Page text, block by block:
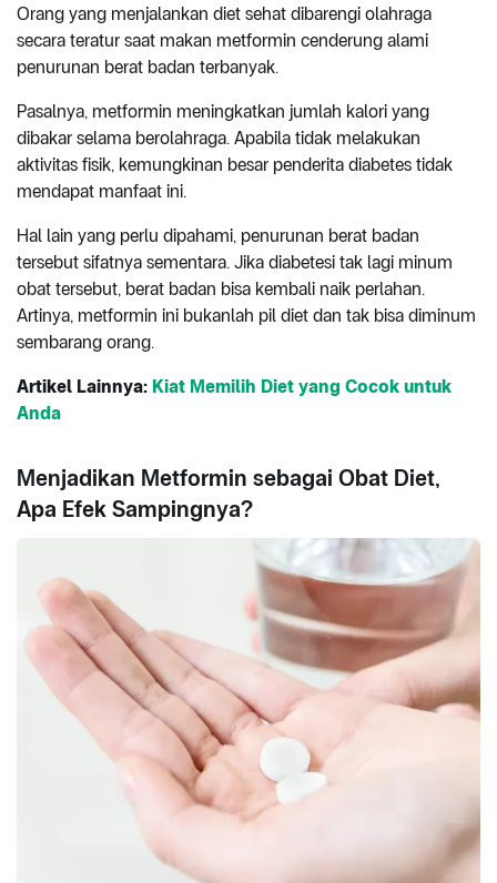
Orang yang menjalankan diet sehat dibarengi olahraga
secara teratur saat makan metformin cenderung alami
penurunan berat badan terbanyak.
Pasalnya, metformin meningkatkan jumlah kalori yang
dibakar selama berolahraga. Apabila tidak melakukan
aktivitas fisik, kemungkinan besar penderita diabetes tidak
mendapat manfaat ini.
Hal lain yang perlu dipahami, penurunan berat badan
tersebut sifatnya sementara. Jika diabetesi tak lagi minum
obat tersebut, berat badan bisa kembali naik perlahan.
Artinya, metformin ini bukanlah pil diet dan tak bisa diminum
sembarang orang.
Artikel Lainnya: Kiat Memilih Diet yang Cocok untuk
Anda
Menjadikan Metformin sebagai Obat Diet,
Apa Efek Sampingnya?